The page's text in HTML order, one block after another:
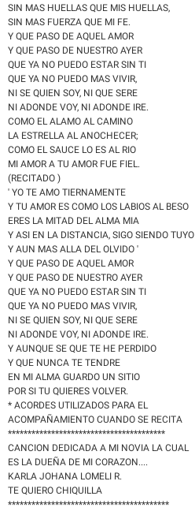
SIN MAS HUELLAS QUE MIS HUELLAS,
SIN MAS FUERZA QUE MI FE.
Y QUE PASO DE AQUEL AMOR
Y QUE PASO DE NUESTRO AYER
QUE YA NO PUEDO ESTAR SIN TI
QUE YA NO PUEDO MAS VIVIR,
NI SE QUIEN SOY, NI QUE SERE
NI ADONDE VOY, NI ADONDE IRE.
COMO EL ALAMO AL CAMINO
LA ESTRELLA AL ANOCHECER;
COMO EL SAUCE LO ES AL RIO
MI AMOR A TU AMOR FUE FIEL.
(RECITADO )
' YO TE AMO TIERNAMENTE
Y TU AMOR ES COMO LOS LABIOS AL BESO
ERES LA MITAD DEL ALMA MIA
Y ASI EN LA DISTANCIA, SIGO SIENDO TUYO
Y AUN MAS ALLA DEL OLVIDO '
Y QUE PASO DE AQUEL AMOR
Y QUE PASO DE NUESTRO AYER
QUE YA NO PUEDO ESTAR SIN TI
QUE YA NO PUEDO MAS VIVIR,
NI SE QUIEN SOY, NI QUE SERE
NI ADONDE VOY, NI ADONDE IRE.
Y AUNQUE SE QUE TE HE PERDIDO
Y QUE NUNCA TE TENDRE
EN MI ALMA GUARDO UN SITIO
POR SI TU QUIERES VOLVER.
* ACORDES UTILIZADOS PARA EL
ACOMPAÑAMIENTO CUANDO SE RECITA
****************************************
CANCION DEDICADA A MI NOVIA LA CUAL
ES LA DUEÑA DE MI CORAZON....
KARLA JOHANA LOMELI R.
TE QUIERO CHIQUILLA
*****************************************